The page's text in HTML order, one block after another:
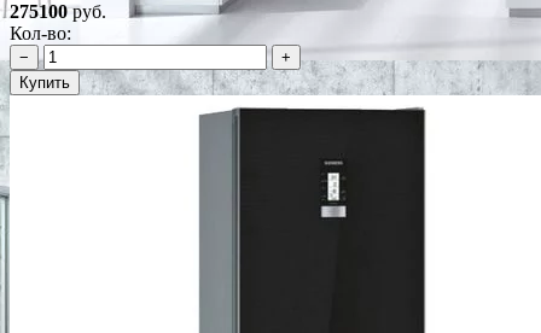
275100руб.
Кол-во:
−
+
Купить